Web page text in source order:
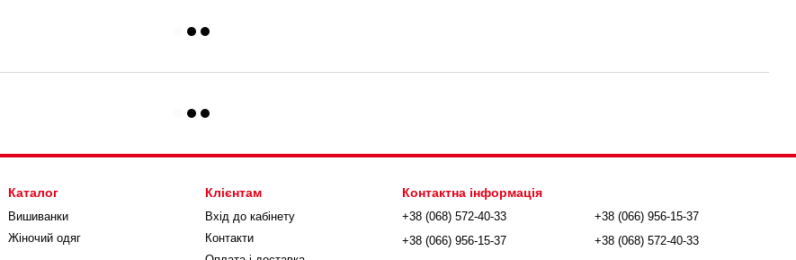
Каталог
Вишиванки
Жіночий одяг
Клієнтам
Вхід до кабінету
Контакти
Контактна інформація
+38 (068) 572-40-33
+38 (066) 956-15-37
+38 (066) 956-15-37
+38 (068) 572-40-33